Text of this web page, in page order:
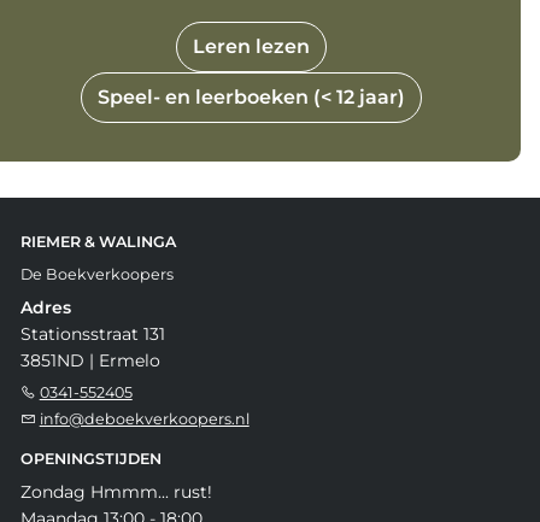
Leren lezen
Speel- en leerboeken (< 12 jaar)
RIEMER & WALINGA
De Boekverkoopers
Adres
Stationsstraat 131
3851ND | Ermelo
0341-552405
info@deboekverkoopers.nl
OPENINGSTIJDEN
Zondag Hmmm... rust!